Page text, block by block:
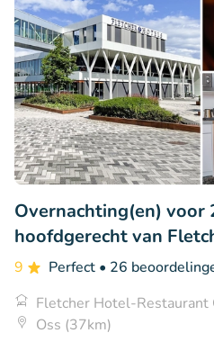
Overnachting(en) voor
hoofdgerecht van
9 Perfect • 26
Fletcher Hotel-Restaurant
Oss (37km)